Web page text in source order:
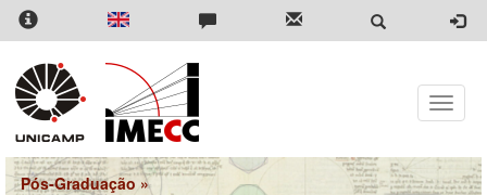
Pular
para
conteúdo
principal
Toggle
Pós-Graduação »